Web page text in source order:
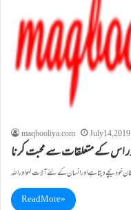
maqbooliya.com
July 14, 2019
Read More »